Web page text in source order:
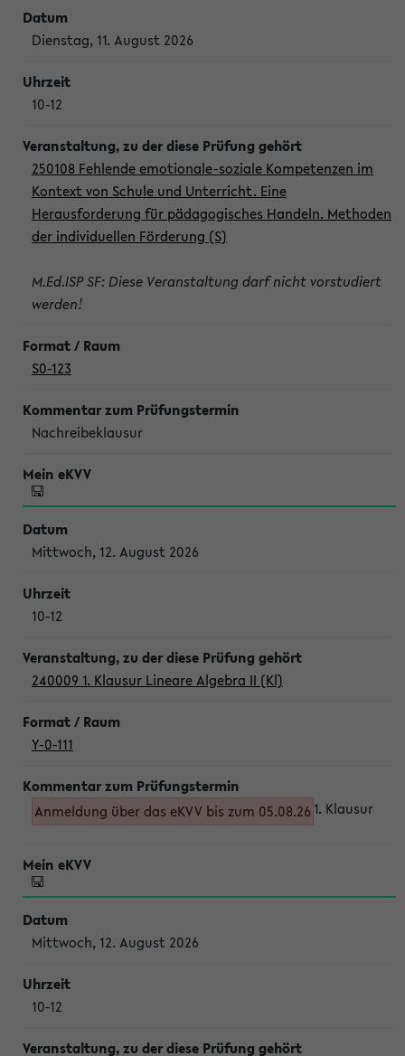
Dienstag, 11. August 2026
10-12
250108 Fehlende emotionale-soziale Kompetenzen im
Kontext von Schule und Unterricht. Eine
Herausforderung für pädagogisches Handeln. Methoden
der individuellen Förderung (S)
M.Ed.ISP SF: Diese Veranstaltung darf nicht vorstudiert
werden!
S0-123
Nachreibeklausur
Mittwoch, 12. August 2026
10-12
240009 1. Klausur Lineare Algebra II (Kl)
Y-0-111
Anmeldung über das eKVV bis zum 05.08.26 1. Klausur
Mittwoch, 12. August 2026
10-12